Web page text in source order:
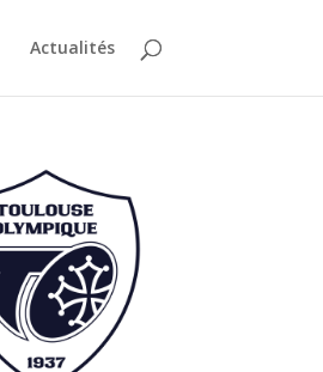
Actualités